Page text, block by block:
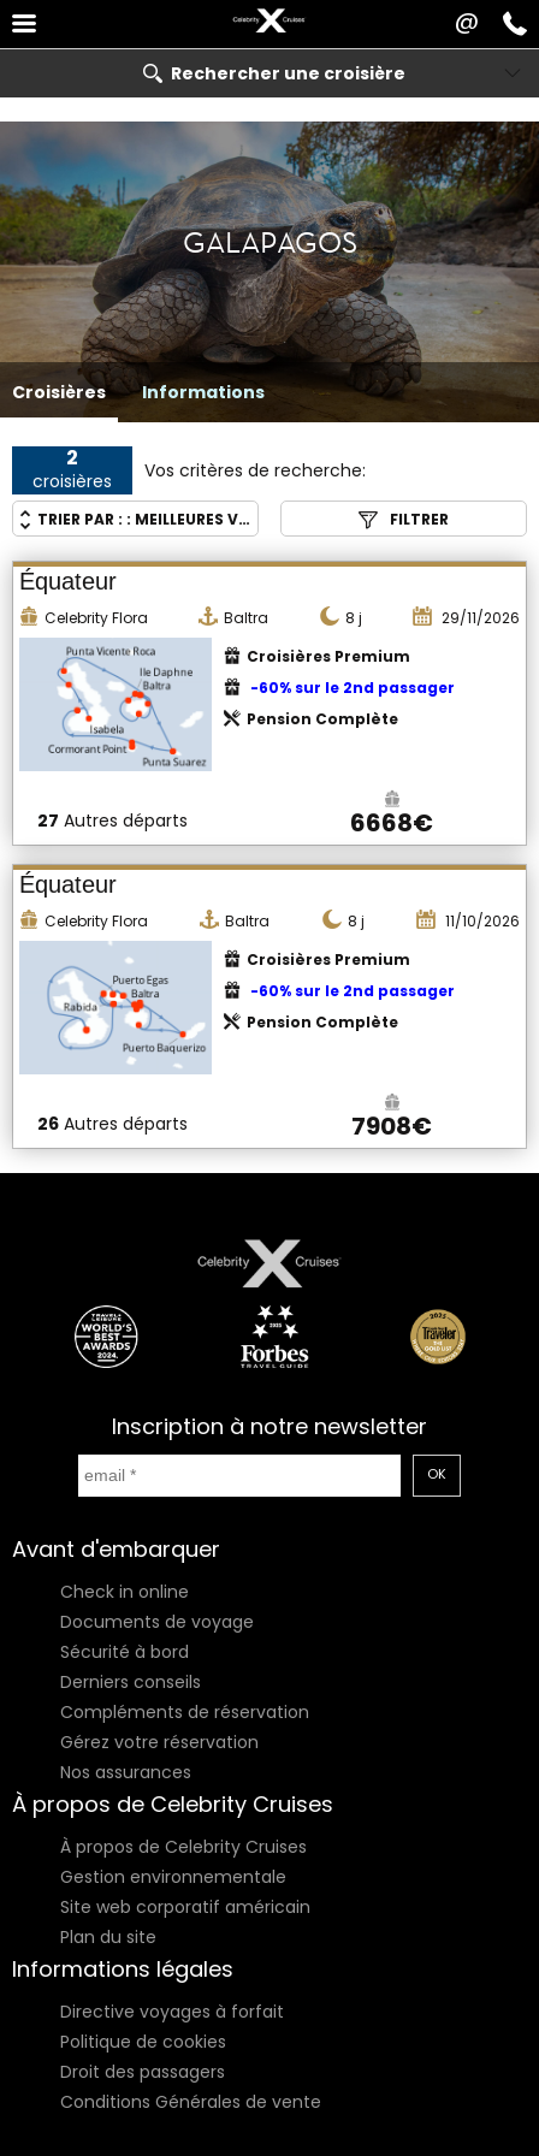
@
Rechercher une croisière
GALAPAGOS
Croisières Informations
2
croisières Vos critères de recherche:
TRIER PAR : : MEILLEURES VENTES FILTRER
Équateur
Celebrity Flora Baltra 8 j
29/11/2026
Croisières Premium
-60% sur le 2nd passager
Pension Complète
27 Autres départs 6668€
Équateur
Celebrity Flora Baltra 8 j
11/10/2026
Croisières Premium
-60% sur le 2nd passager
Pension Complète
26 Autres départs 7908€
Inscription à notre newsletter
OK
Avant d'embarquer
Check in online
Documents de voyage
Sécurité à bord
Derniers conseils
Compléments de réservation
Gérez votre réservation
Nos assurances
À propos de Celebrity Cruises
À propos de Celebrity Cruises
Gestion environnementale
Site web corporatif américain
Plan du site
Informations légales
Directive voyages à forfait
Politique de cookies
Droit des passagers
Conditions Générales de vente